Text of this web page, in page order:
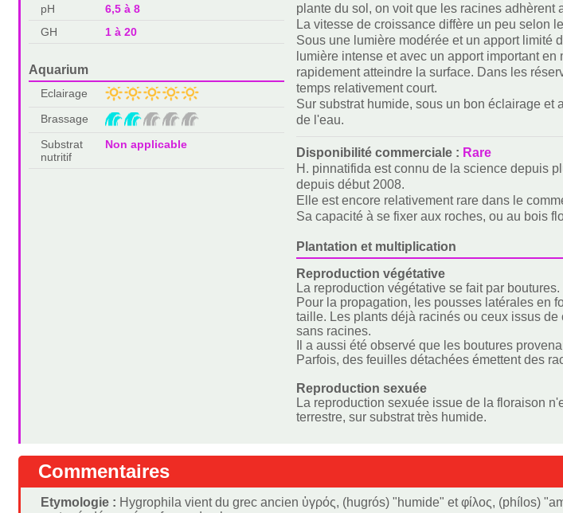
pH
6,5 à 8
GH
1 à 20
Aquarium
Eclairage
Brassage
Substrat
nutritif
Non applicable
plante du sol, on voit que les racines adhèrent
La vitesse de croissance diffère un peu selon
Sous une lumière modérée et un apport limité
lumière intense et avec un apport important
rapidement atteindre la surface. Dans les
temps relativement court.
Sur substrat humide, sous un bon éclairage et
de l'eau.
Disponibilité commerciale : Rare
H. pinnatifida est connu de la science depuis
depuis début 2008.
Elle est encore relativement rare dans le
Sa capacité à se fixer aux roches, ou au bois
Plantation et multiplication
Reproduction végétative
La reproduction végétative se fait par boutures.
Pour la propagation, les pousses latérales en
taille. Les plants déjà racinés ou ceux issus
sans racines.
Il a aussi été observé que les boutures
Parfois, des feuilles détachées émettent des
Reproduction sexuée
La reproduction sexuée issue de la floraison
terrestre, sur substrat très humide.
Commentaires
Etymologie : Hygrophila vient du grec ancien ὑγρός, (hugrós) "humide" et φίλος, (phílos)